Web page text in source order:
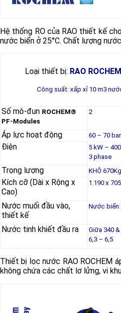
Hệ thống RO của RAO thiết kế
nước biển ở 25°C. Chất lượng
Loại thiết bị: RAO
Công suất: xấp xỉ 10 m3
Số mô-đun ROCHEM®
PF-Modules
2
Áp lực hoạt động 60 – 70 bar
Điện
5 kW –
3 phase
Trọng lượng KHÔ 670Kg
Kích cỡ (Dài x Rộng x
Cao)
1.190 x
Nước muối đầu vào,
thiết kế
Nước biển:
Nước tinh khiết đầu ra Giữa 340
6,3 – 6,5
Thiết bị lọc nước RAO ROCHEM
không chứa các chất lơ lửng, vi